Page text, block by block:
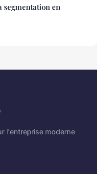
segmentation en
l'entreprise moderne